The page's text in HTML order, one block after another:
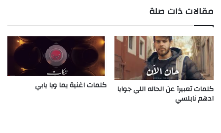
مقالات ذات صلة
كلمات تعبيرآ عن الحاله اللي جوايا
ادهم نابلسي
كلمات اغنية يما ويا يابي